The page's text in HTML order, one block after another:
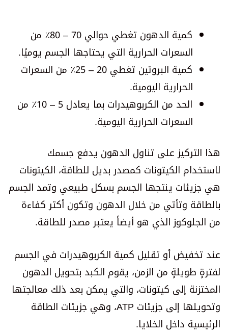
كمية الدهون تغطي حوالي 70 – 80٪ من
السعرات الحرارية التي يحتاجها الجسم يوميًا.
كمية البروتين تغطي 20 – 25٪ من السعرات
الحرارية اليومية.
الحد من الكربوهيدرات بما يعادل 5 – 10٪ من
السعرات الحرارية اليومية.
هذا التركيز على تناول الدهون يدفع جسمك
لاستخدام الكيتونات كمصدر بديل للطاقة، الكيتونات
هي جزيئات ينتجها الجسم بسكل طبيعي وتمد الجسم
بالطاقة وتأتي من خلال الدهون وتكون أكثر كفاءة
من الجلوكوز الذي هو أيضاً يعتبر مصدر للطاقة.
عند تخفيض أو تقليل كمية الكربوهيدرات في الجسم
لفترةٍ طويلةٍ من الزمن، يقوم الكبد بتحويل الدهون
المختزنة إلى كيتونات، والتي يمكن بعد ذلك معالجتها
وتحويلها إلى جزيئات ATP، وهي جزيئات الطاقة
الرئيسية داخل الخلايا.